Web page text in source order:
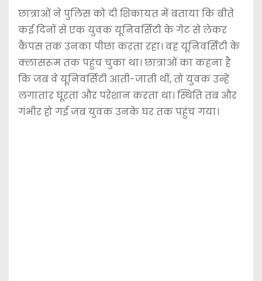
छात्राओं ने पुलिस को दी शिकायत में बताया कि बीते
कई दिनों से एक युवक यूनिवर्सिटी के गेट से लेकर
कैंपस तक उनका पीछा करता रहा। वह यूनिवर्सिटी के
क्लासरूम तक पहुंच चुका था। छात्राओं का कहना है
कि जब वे यूनिवर्सिटी आती-जाती थीं, तो युवक उन्हें
लगातार घूरता और परेशान करता था। स्थिति तब और
गंभीर हो गई जब युवक उनके घर तक पहुंच गया।